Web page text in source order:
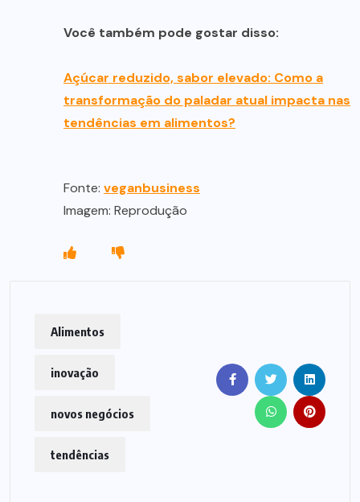
Você também pode gostar disso:
Açúcar reduzido, sabor elevado: Como a
transformação do paladar atual impacta nas
tendências em alimentos?
Fonte: veganbusiness
Imagem: Reprodução
Alimentos
inovação
novos negócios
tendências